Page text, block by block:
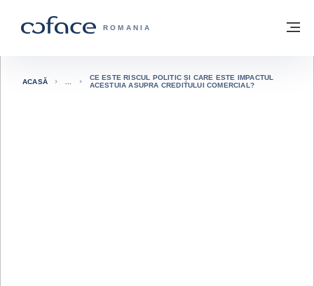
COFACE FOR TRADE - WEBSITE GRUP
ROMANIA
Înapoi la pagina de start
ACASĂ
CE ESTE RISCUL POLITIC ȘI CARE ESTE IMPACTUL
ACESTUIA ASUPRA CREDITULUI COMERCIAL?